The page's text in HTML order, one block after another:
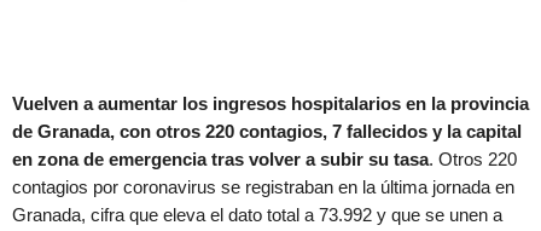
Vuelven a aumentar los ingresos hospitalarios en la provincia
de Granada, con otros 220 contagios, 7 fallecidos y la capital
en zona de emergencia tras volver a subir su tasa. Otros 220
contagios por coronavirus se registraban en la última jornada en
Granada, cifra que eleva el dato total a 73.992 y que se unen a